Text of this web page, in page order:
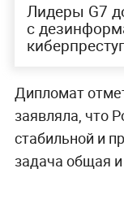
Лидеры G7
с
Дипломат
заявляла, что
стабильной и
задача общая и